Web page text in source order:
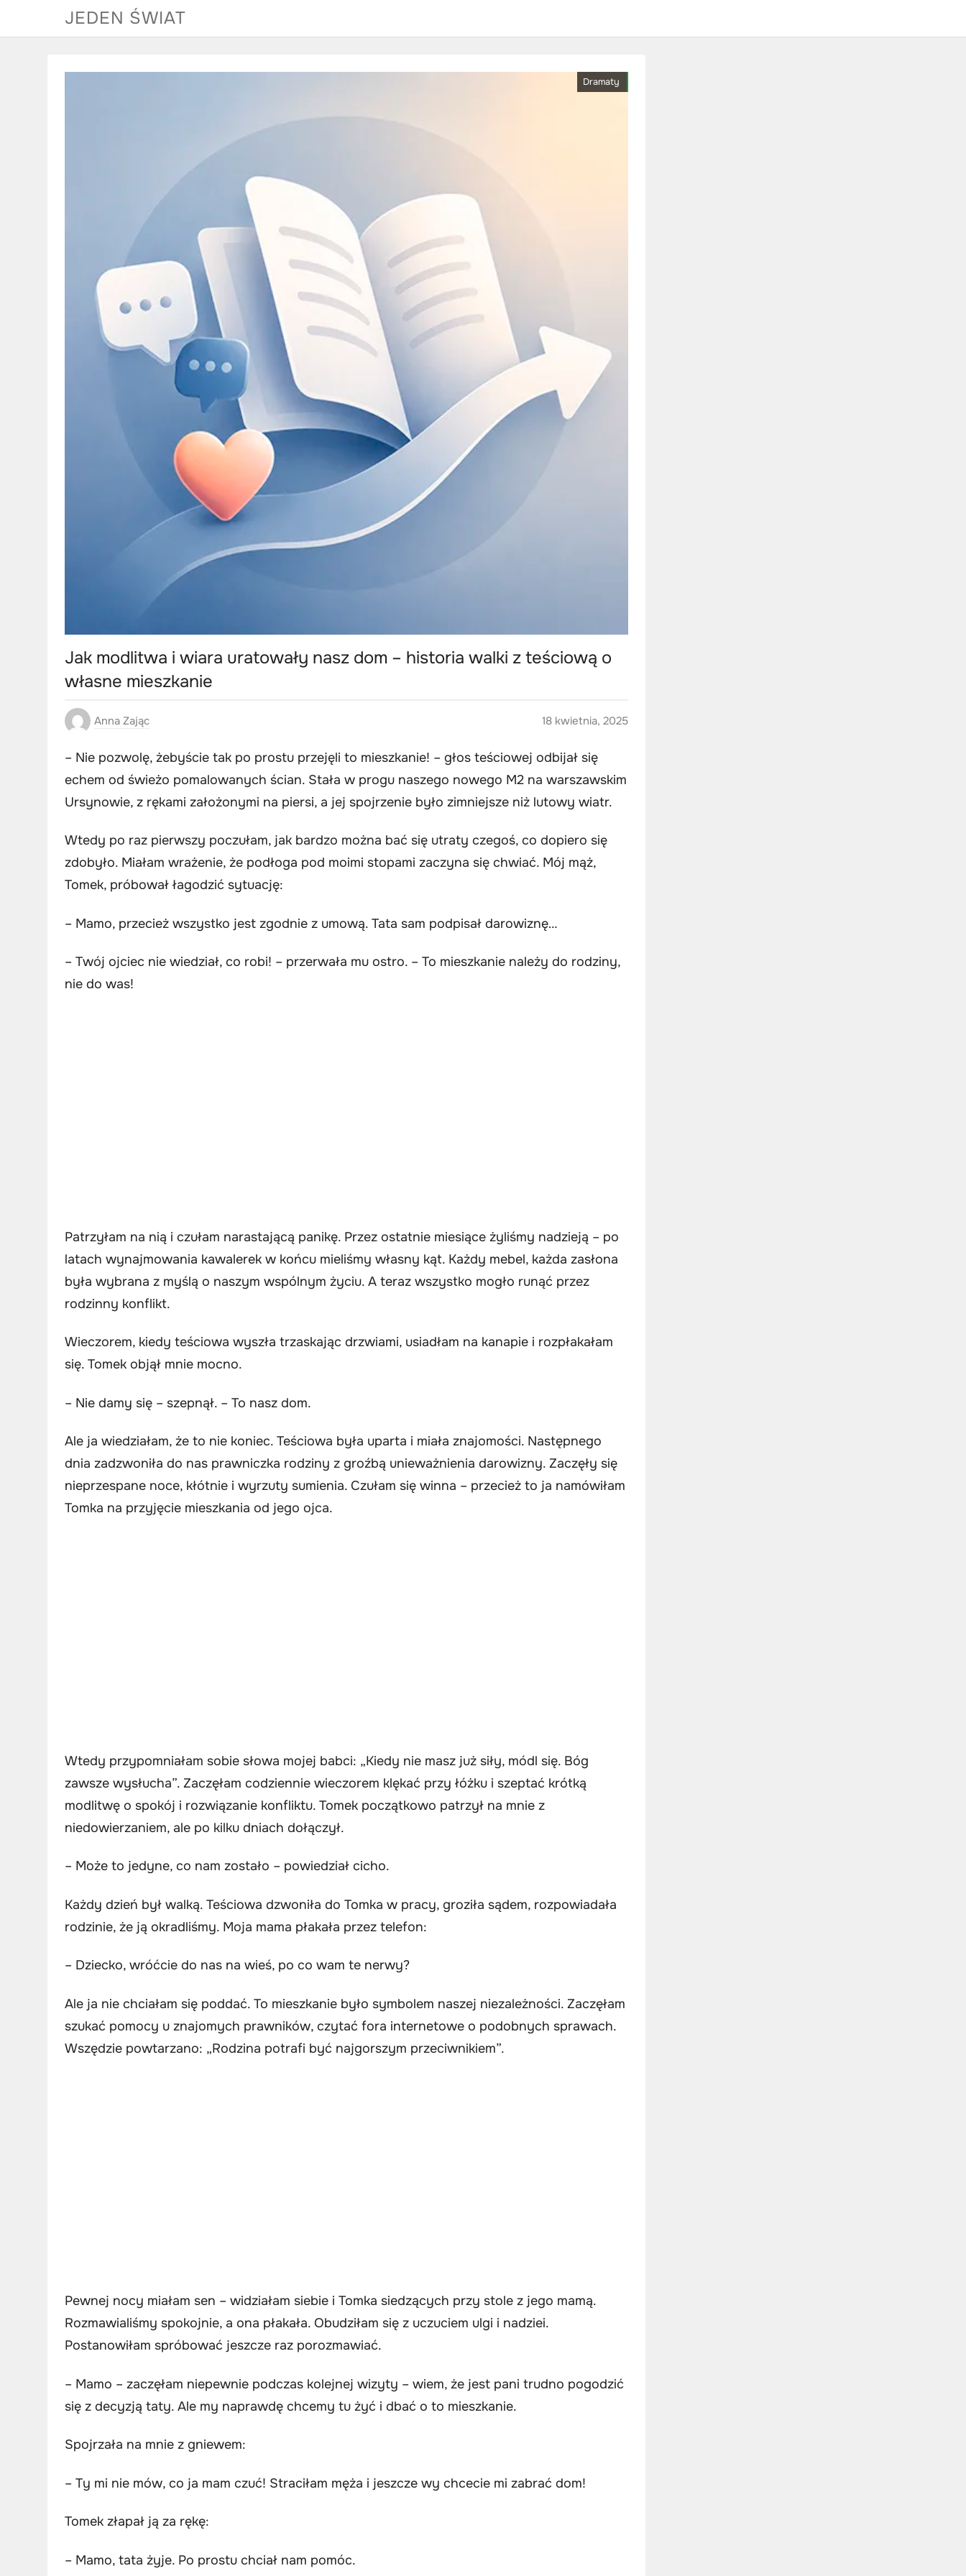
JEDEN ŚWIAT
Dramaty
Jak modlitwa i wiara uratowały nasz dom – historia walki z teściową o
własne mieszkanie
Anna Zając 18 kwietnia, 2025
– Nie pozwolę, żebyście tak po prostu przejęli to mieszkanie! – głos teściowej odbijał się
echem od świeżo pomalowanych ścian. Stała w progu naszego nowego M2 na warszawskim
Ursynowie, z rękami założonymi na piersi, a jej spojrzenie było zimniejsze niż lutowy wiatr.
Wtedy po raz pierwszy poczułam, jak bardzo można bać się utraty czegoś, co dopiero się
zdobyło. Miałam wrażenie, że podłoga pod moimi stopami zaczyna się chwiać. Mój mąż,
Tomek, próbował łagodzić sytuację:
– Mamo, przecież wszystko jest zgodnie z umową. Tata sam podpisał darowiznę…
– Twój ojciec nie wiedział, co robi! – przerwała mu ostro. – To mieszkanie należy do rodziny,
nie do was!
Patrzyłam na nią i czułam narastającą panikę. Przez ostatnie miesiące żyliśmy nadzieją – po
latach wynajmowania kawalerek w końcu mieliśmy własny kąt. Każdy mebel, każda zasłona
była wybrana z myślą o naszym wspólnym życiu. A teraz wszystko mogło runąć przez
rodzinny konflikt.
Wieczorem, kiedy teściowa wyszła trzaskając drzwiami, usiadłam na kanapie i rozpłakałam
się. Tomek objął mnie mocno.
– Nie damy się – szepnął. – To nasz dom.
Ale ja wiedziałam, że to nie koniec. Teściowa była uparta i miała znajomości. Następnego
dnia zadzwoniła do nas prawniczka rodziny z groźbą unieważnienia darowizny. Zaczęły się
nieprzespane noce, kłótnie i wyrzuty sumienia. Czułam się winna – przecież to ja namówiłam
Tomka na przyjęcie mieszkania od jego ojca.
Wtedy przypomniałam sobie słowa mojej babci: „Kiedy nie masz już siły, módl się. Bóg
zawsze wysłucha”. Zaczęłam codziennie wieczorem klękać przy łóżku i szeptać krótką
modlitwę o spokój i rozwiązanie konfliktu. Tomek początkowo patrzył na mnie z
niedowierzaniem, ale po kilku dniach dołączył.
– Może to jedyne, co nam zostało – powiedział cicho.
Każdy dzień był walką. Teściowa dzwoniła do Tomka w pracy, groziła sądem, rozpowiadała
rodzinie, że ją okradliśmy. Moja mama płakała przez telefon:
– Dziecko, wróćcie do nas na wieś, po co wam te nerwy?
Ale ja nie chciałam się poddać. To mieszkanie było symbolem naszej niezależności. Zaczęłam
szukać pomocy u znajomych prawników, czytać fora internetowe o podobnych sprawach.
Wszędzie powtarzano: „Rodzina potrafi być najgorszym przeciwnikiem”.
Pewnej nocy miałam sen – widziałam siebie i Tomka siedzących przy stole z jego mamą.
Rozmawialiśmy spokojnie, a ona płakała. Obudziłam się z uczuciem ulgi i nadziei.
Postanowiłam spróbować jeszcze raz porozmawiać.
– Mamo – zaczęłam niepewnie podczas kolejnej wizyty – wiem, że jest pani trudno pogodzić
się z decyzją taty. Ale my naprawdę chcemy tu żyć i dbać o to mieszkanie.
Spojrzała na mnie z gniewem:
– Ty mi nie mów, co ja mam czuć! Straciłam męża i jeszcze wy chcecie mi zabrać dom!
Tomek złapał ją za rękę:
– Mamo, tata żyje. Po prostu chciał nam pomóc.